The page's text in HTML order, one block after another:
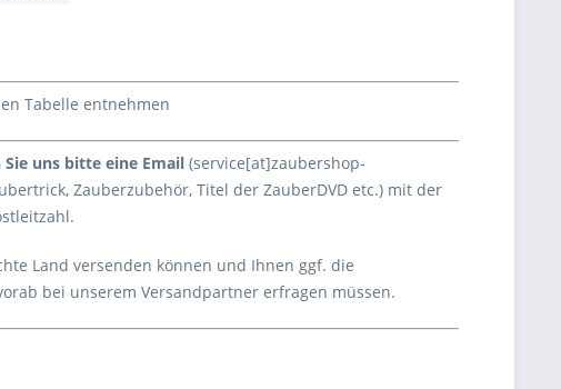
Tabelle entnehmen
uns bitte eine Email (service[at]zaubershop-
Zauberzubehör, Titel der ZauberDVD etc.) mit der
Land versenden können und Ihnen ggf. die
bei unserem Versandpartner erfragen müssen.